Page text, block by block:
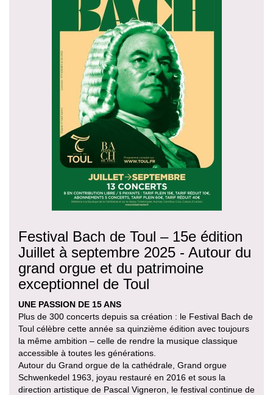
Festival Bach de Toul – 15e édition
Juillet à septembre 2025 - Autour du
grand orgue et du patrimoine
exceptionnel de Toul
UNE PASSION DE 15 ANS
Plus de 300 concerts depuis sa création : le Festival Bach de
Toul célèbre cette année sa quinzième édition avec toujours
la même ambition – celle de rendre la musique classique
accessible à toutes les générations.
Autour du Grand orgue de la cathédrale, Grand orgue
Schwenkedel 1963, joyau restauré en 2016 et sous la
direction artistique de Pascal Vigneron, le festival continue de